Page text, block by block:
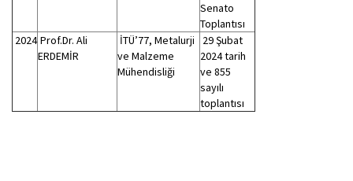
Senato
Toplantısı
2024 Prof.Dr. Ali
ERDEMİR
İTÜ’77, Metalurji
ve Malzeme
Mühendisliği
29 Şubat
2024 tarih
ve 855
sayılı
toplantısı